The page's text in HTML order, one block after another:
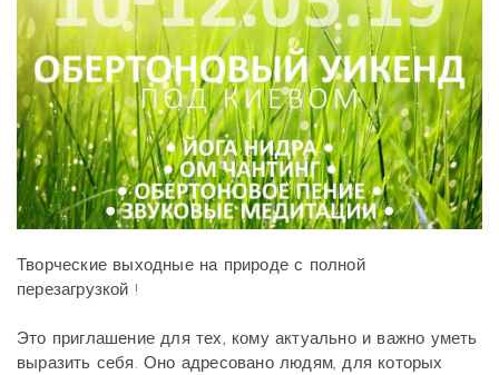
Творческие выходные на природе с полной
перезагрузкой !
Это приглашение для тех, кому актуально и важно уметь
выразить себя. Оно адресовано людям, для которых